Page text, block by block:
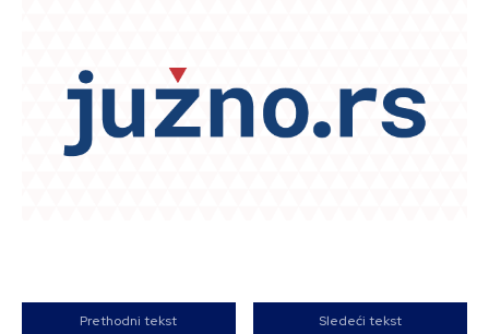
Prethodni tekst Sledeći tekst